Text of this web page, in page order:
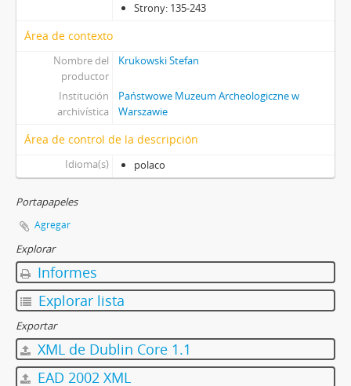
Strony: 135-243
Área de contexto
Nombre del
productor
Krukowski Stefan
Institución
archivística
Państwowe Muzeum Archeologiczne w
Warszawie
Área de control de la descripción
Idioma(s) polaco
Portapapeles
Agregar
Explorar
Informes
Explorar lista
Exportar
XML de Dublin Core 1.1
EAD 2002 XML